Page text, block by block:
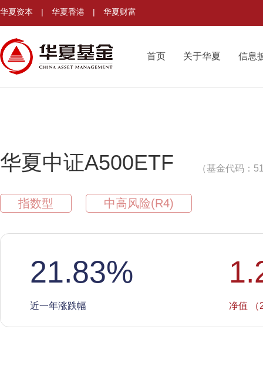
华夏资本 | 华夏香港 | 华夏财富
首页 关于华夏 信息
华夏中证A500ETF （基金代码：
指数型 中高风险(R4)
21.83%
近一年涨跌幅 净值 （